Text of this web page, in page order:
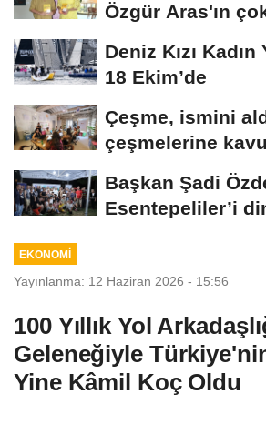
Özgür Aras'ın
Deniz Kızı
18 Ekim’de
Çeşme, ismini
çeşmelerine
Başkan Şadi
Esentepeliler’i
EKONOMİ
Yayınlanma: 12 Haziran 2026 - 15:56
100 Yıllık Yol
Geleneğiyle
Yine Kâmil Koç Oldu